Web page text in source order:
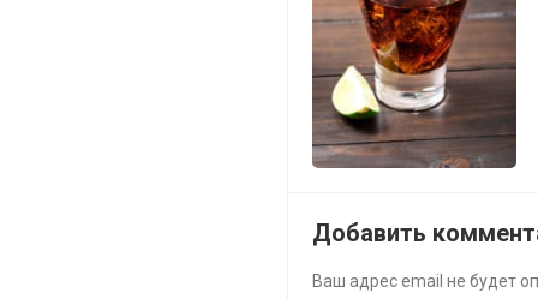
Добавить
Ваш адрес email не будет